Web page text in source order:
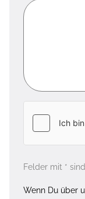
Felder mit *
Wenn Du über